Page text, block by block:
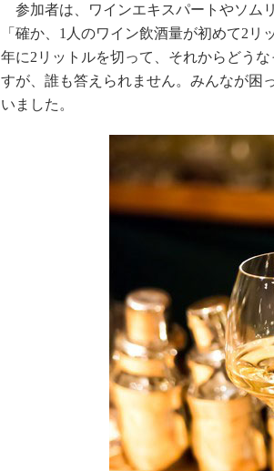
参加者は、ワインエキスパートやソム
「確か、1人のワイン飲酒量が初めて2リ
年に2リットルを切って、それからどう
すが、誰も答えられません。みんなが困
いました。